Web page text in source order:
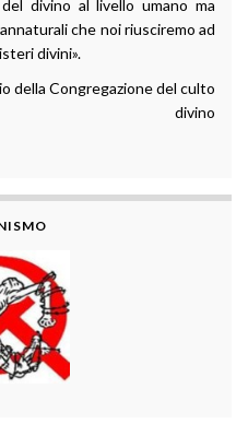
divino al livello umano ma
che noi riusciremo ad
divini».
della Congregazione del culto
divino